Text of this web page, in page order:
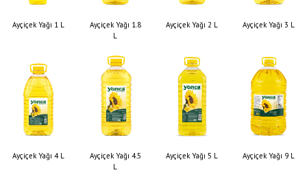
Ayçiçek Yağı 1 L
Ayçiçek Yağı 1.8
L
Ayçiçek Yağı 2 L Ayçiçek Yağı 3 L
Ayçiçek Yağı 4 L
Ayçiçek Yağı 4.5
L
Ayçiçek Yağı 5 L Ayçiçek Yağı 9 L